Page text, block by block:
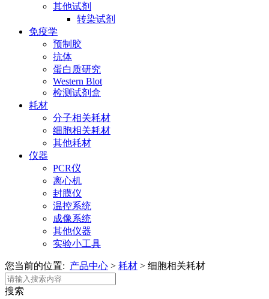
其他试剂
转染试剂
免疫学
预制胶
抗体
蛋白质研究
Western Blot
检测试剂盒
耗材
分子相关耗材
细胞相关耗材
其他耗材
仪器
PCR仪
离心机
封膜仪
温控系统
成像系统
其他仪器
实验小工具
您当前的位置: 产品中心 > 耗材 > 细胞相关耗材
搜索